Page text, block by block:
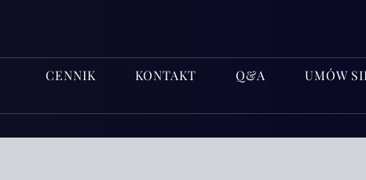
CENNIK KONTAKT Q&A UMÓW